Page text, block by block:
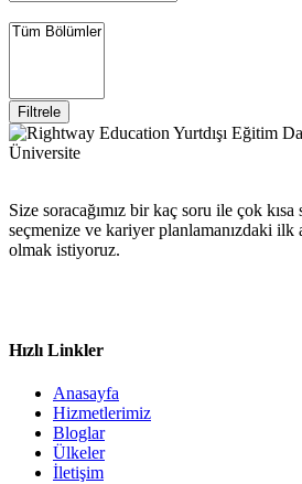
Filtrele
Size soracağımız bir kaç soru ile çok
seçmenize ve kariyer planlamanızdaki ilk
olmak istiyoruz.
Hızlı Linkler
Anasayfa
Hizmetlerimiz
Bloglar
Ülkeler
İletişim